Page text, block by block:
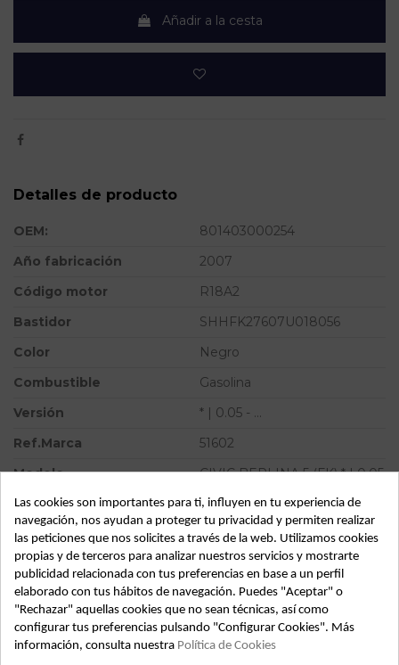
Añadir a la cesta
Detalles de producto
OEM:
801403000254
Año fabricación
2007
Código motor
R18A2
Bastidor
SHHFK27607U018056
Color
Negro
Combustible
Gasolina
Versión
* | 0.05 - ...
Ref.Marca
51602
Modelo
CIVIC BERLINA 5 (FK) * | 0.05
Tipo vehículo
Turismo
Almacén
49349
SubAlmacén
366
SubSubAlmacén
100029306
Las cookies son importantes para ti, influyen en tu experiencia de
navegación, nos ayudan a proteger tu privacidad y permiten realizar
las peticiones que nos solicites a través de la web. Utilizamos cookies
propias y de terceros para analizar nuestros servicios y mostrarte
publicidad relacionada con tus preferencias en base a un perfil
elaborado con tus hábitos de navegación. Puedes "Aceptar" o
"Rechazar" aquellas cookies que no sean técnicas, así como
configurar tus preferencias pulsando "Configurar Cookies". Más
información, consulta nuestra Política de Cookies